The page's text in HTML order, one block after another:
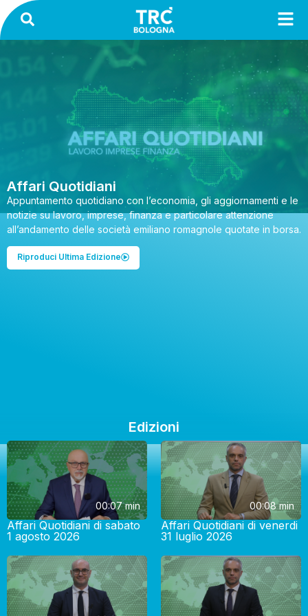
Affari Quotidiani
Appuntamento quotidiano con l’economia, gli aggiornamenti e le
notizie su lavoro, imprese, finanza e particolare attenzione
all’andamento delle società emiliano romagnole quotate in borsa.
Riproduci Ultima Edizione
Edizioni
00:07 min
Affari Quotidiani di sabato
1 agosto 2026
00:08 min
Affari Quotidiani di venerdi
31 luglio 2026